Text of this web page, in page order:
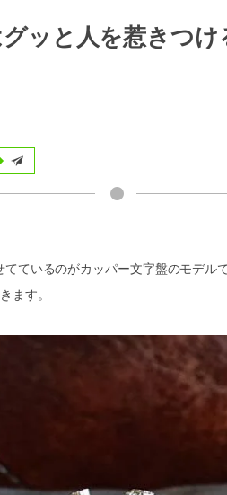
ッと人を惹きつ
ているのがカッパー文字盤のモデルで
ます。